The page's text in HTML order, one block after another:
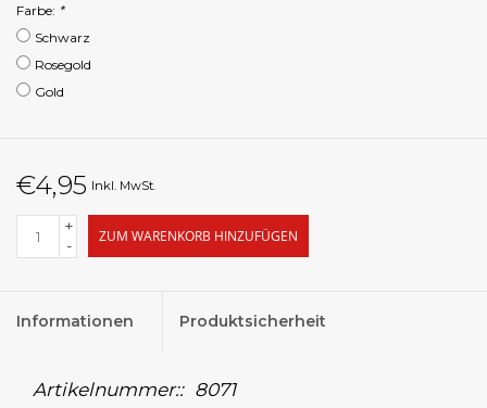
Farbe: *
Schwarz
Rosegold
Gold
€4,95 Inkl. MwSt.
+
-
ZUM WARENKORB HINZUFÜGEN
Informationen Produktsicherheit
Artikelnummer:: 8071